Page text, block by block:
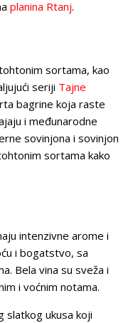
planina Rtanj.
sortama, kao
seriji Tajne
bagrine koja raste
i međunarodne
sovinjona i sovinjon
sortama kako
intenzivne arome i
i bogatstvo, sa
Bela vina su sveža i
i voćnim notama.
slatkog ukusa koji